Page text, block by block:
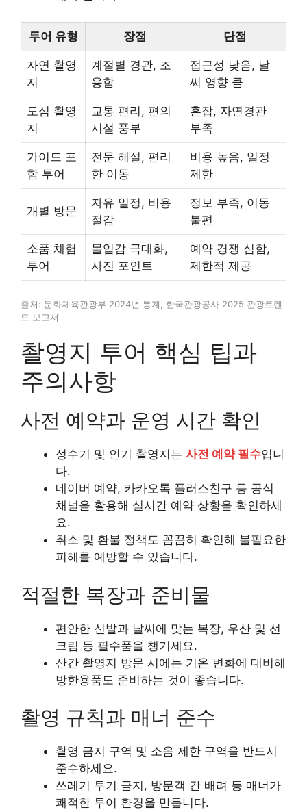
투어 유형 장점 단점
자연 촬영
지
계절별 경관, 조
용함
접근성 낮음, 날
씨 영향 큼
도심 촬영
지
교통 편리, 편의
시설 풍부
혼잡, 자연경관
부족
가이드 포
함 투어
전문 해설, 편리
한 이동
비용 높음, 일정
제한
개별 방문
자유 일정, 비용
절감
정보 부족, 이동
불편
소품 체험
투어
몰입감 극대화,
사진 포인트
예약 경쟁 심함,
제한적 제공
출처: 문화체육관광부 2024년 통계, 한국관광공사 2025 관광트렌
드 보고서
촬영지 투어 핵심 팁과
주의사항
사전 예약과 운영 시간 확인
성수기 및 인기 촬영지는 사전 예약 필수입니
다.
네이버 예약, 카카오톡 플러스친구 등 공식
채널을 활용해 실시간 예약 상황을 확인하세
요.
취소 및 환불 정책도 꼼꼼히 확인해 불필요한
피해를 예방할 수 있습니다.
적절한 복장과 준비물
편안한 신발과 날씨에 맞는 복장, 우산 및 선
크림 등 필수품을 챙기세요.
산간 촬영지 방문 시에는 기온 변화에 대비해
방한용품도 준비하는 것이 좋습니다.
촬영 규칙과 매너 준수
촬영 금지 구역 및 소음 제한 구역을 반드시
준수하세요.
쓰레기 투기 금지, 방문객 간 배려 등 매너가
쾌적한 투어 환경을 만듭니다.